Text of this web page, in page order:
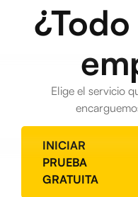
Elige el servicio
INICIAR
PRUEBA
GRATUITA